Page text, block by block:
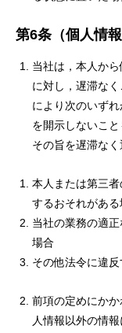
第6条（個人情報
当社は，本人か
に対し，遅滞な
により次のいず
を開示しないこ
その旨を遅滞なく
本人または第三
するおそれがある
当社の業務の適
場合
その他法令に違
前項の定めにか
人情報以外の情